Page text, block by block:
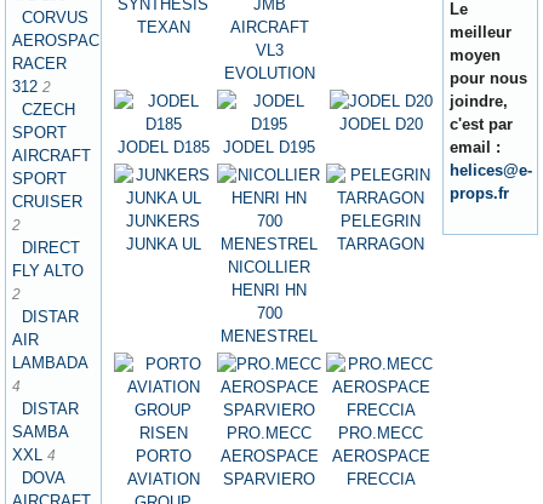
CORVUS
AEROSPACE
RACER
312 2
CZECH
SPORT
AIRCRAFT
SPORT
CRUISER
2
DIRECT
FLY ALTO
2
DISTAR
AIR
LAMBADA
4
DISTAR
SAMBA
XXL 4
DOVA
SYNTHESIS
TEXAN
JMB
AIRCRAFT
VL3
EVOLUTION
JODEL D185 JODEL D195
JODEL D20
JUNKERS
JUNKA UL
NICOLLIER
HENRI HN
700
MENESTREL
PELEGRIN
TARRAGON
PORTO
AVIATION
PRO.MECC
AEROSPACE
SPARVIERO
PRO.MECC
AEROSPACE
FRECCIA
Le
meilleur
moyen
pour nous
joindre,
c'est par
email :
helices@e-
props.fr